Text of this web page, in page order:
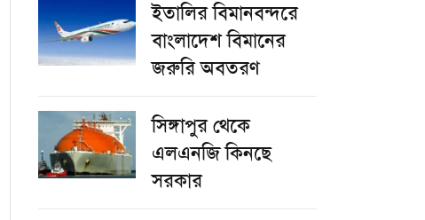
ইতালির বিমানবন্দরে
বাংলাদেশ বিমানের
জরুরি অবতরণ
সিঙ্গাপুর থেকে
এলএনজি কিনছে
সরকার